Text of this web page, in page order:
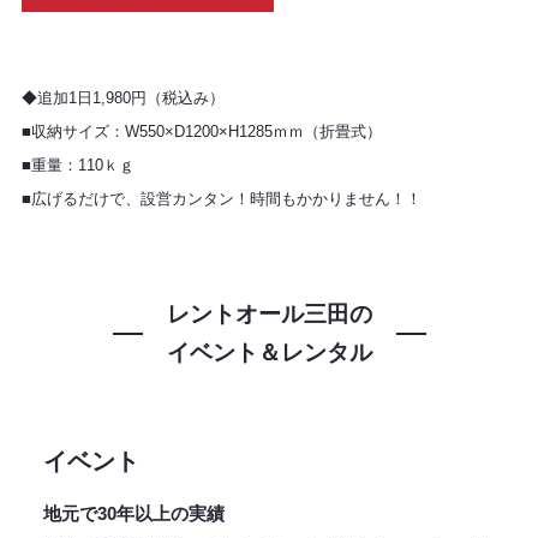
◆追加1日1,980円（税込み）
■収納サイズ：W550×D1200×H1285ｍｍ（折畳式）
■重量：110ｋｇ
■広げるだけで、設営カンタン！時間もかかりません！！
レントオール三田の
イベント＆レンタル
イベント
地元で30年以上の実績